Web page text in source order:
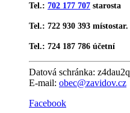
Tel.: 702 177 707 starosta
Tel.: 722 930 393 místostar.
Tel.: 724 187 786 účetní
Datová schránka: z4dau2q
E-mail: obec@zavidov.cz
Facebook